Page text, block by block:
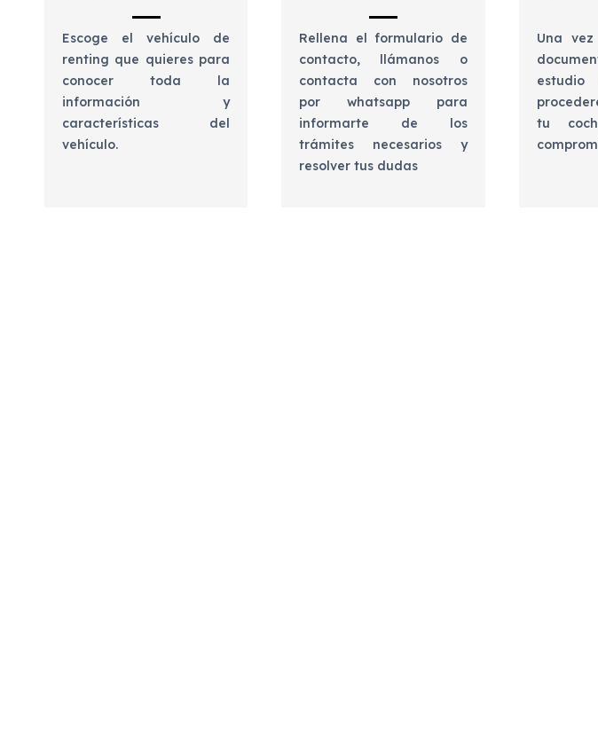
Escoge el vehículo de
renting que quieres para
conocer toda la
información y
características del
vehículo.
Rellena el formulario de
contacto, llámanos o
contacta con nosotros
por whatsapp para
informarte de los
trámites necesarios y
resolver tus dudas
Una
tu